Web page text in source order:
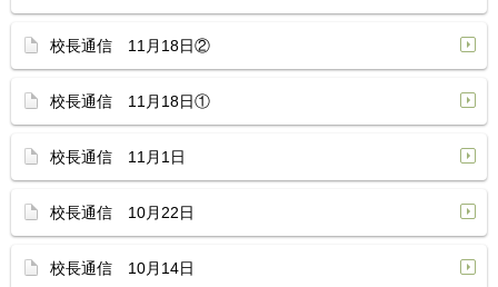
校長通信 11月18日②
校長通信 11月18日①
校長通信 11月1日
校長通信 10月22日
校長通信 10月14日